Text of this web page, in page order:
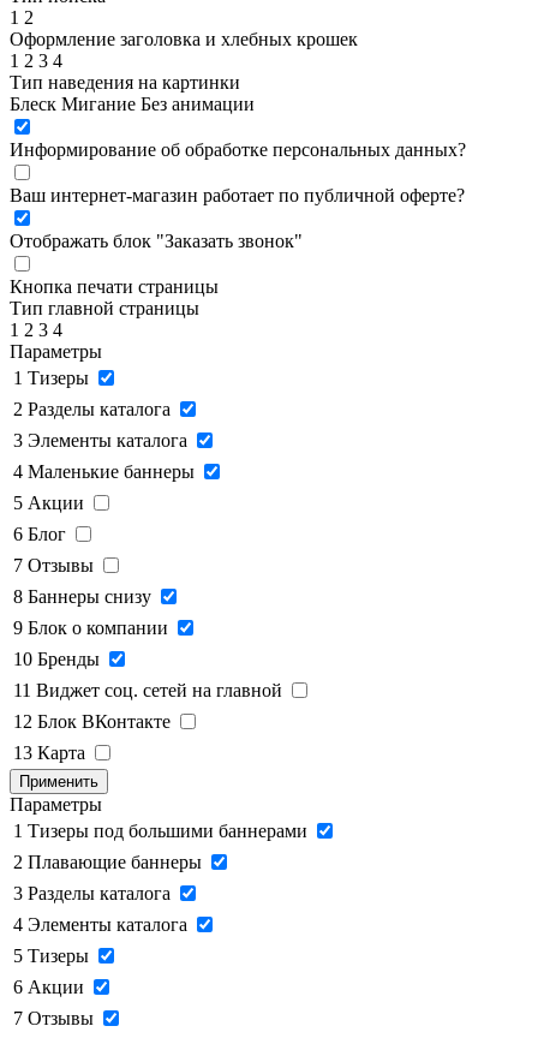
1 2
Оформление заголовка и хлебных крошек
1 2 3 4
Тип наведения на картинки
Блеск Мигание Без анимации
Информирование об обработке персональных данных?
Ваш интернет-магазин работает по публичной оферте?
Отображать блок "Заказать звонок"
Кнопка печати страницы
Тип главной страницы
1 2 3 4
Параметры
1 Тизеры
2 Разделы каталога
3 Элементы каталога
4 Маленькие баннеры
5 Акции
6 Блог
7 Отзывы
8 Баннеры снизу
9 Блок о компании
10 Бренды
11 Виджет соц. сетей на главной
12 Блок ВКонтакте
13 Карта
Применить
Параметры
1 Тизеры под большими баннерами
2 Плавающие баннеры
3 Разделы каталога
4 Элементы каталога
5 Тизеры
6 Акции
7 Отзывы